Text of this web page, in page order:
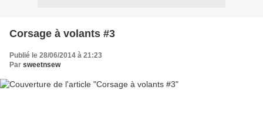
Corsage à volants #3
Publié le 28/06/2014 à 21:23
Par sweetnsew